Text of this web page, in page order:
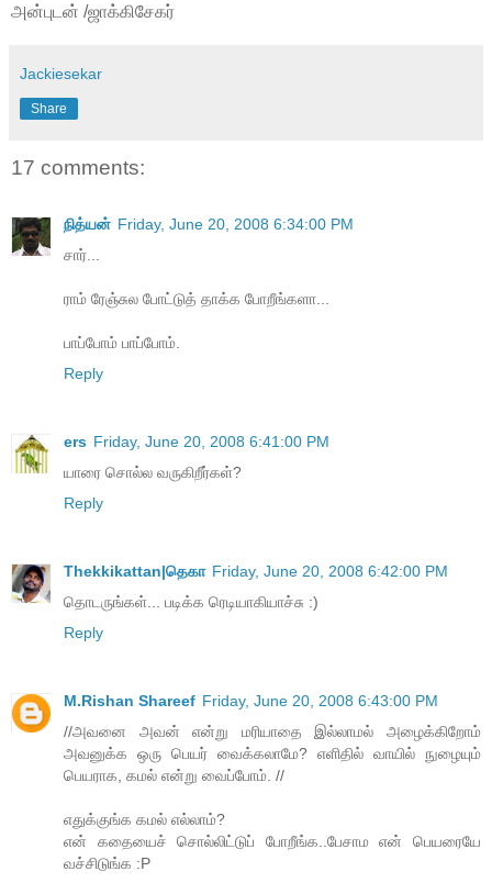
அன்புடன் /ஜாக்கிசேகர்
Jackiesekar
Share
17 comments:
நித்யன் Friday, June 20, 2008 6:34:00 PM
சார்...
ராம் ரேஞ்சுல போட்டுத் தாக்க போறீங்களா...
பாப்போம் பாப்போம்.
Reply
ers Friday, June 20, 2008 6:41:00 PM
யாரை சொல்ல வருகிறீர்கள்?
Reply
Thekkikattan|தெகா Friday, June 20, 2008 6:42:00 PM
தொடருங்கள்... படிக்க ரெடியாகியாச்சு :)
Reply
M.Rishan Shareef Friday, June 20, 2008 6:43:00 PM
//அவனை அவன் என்று மரியாதை இல்லாமல் அழைக்கிறோம்
அவனுக்க ஒரு பெயர் வைக்கலாமே? எளிதில் வாயில் நுழையும்
பெயராக, கமல் என்று வைப்போம். //
எதுக்குங்க கமல் எல்லாம்?
என் கதையைச் சொல்லிட்டுப் போறீங்க..பேசாம என் பெயரையே
வச்சிடுங்க :P